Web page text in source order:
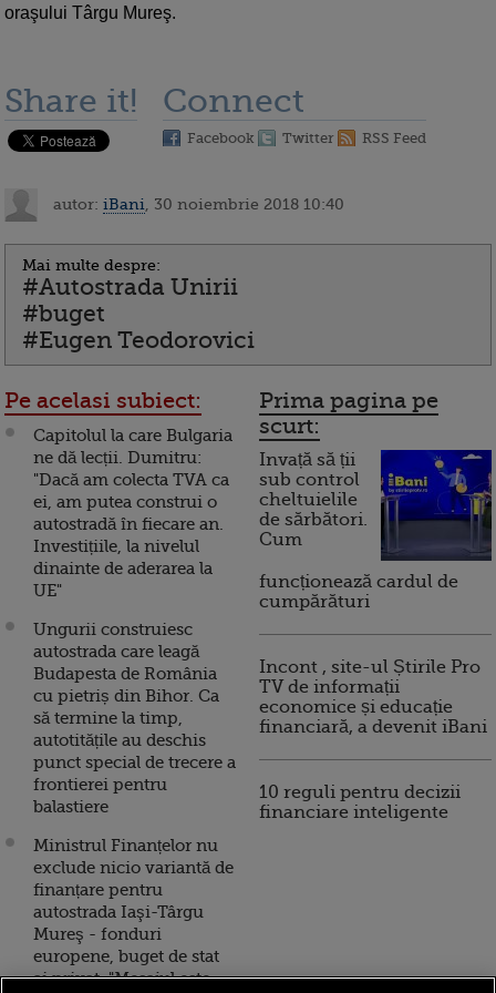
oraşului Târgu Mureş.
Share it! Connect
Facebook Twitter RSS Feed
autor: iBani , 30 noiembrie 2018 10:40
Mai multe despre:
#Autostrada Unirii
#buget
#Eugen Teodorovici
Pe acelasi subiect:
Capitolul la care Bulgaria
ne dă lecții. Dumitru:
"Dacă am colecta TVA ca
ei, am putea construi o
autostradă în fiecare an.
Investițiile, la nivelul
dinainte de aderarea la
UE"
Ungurii construiesc
autostrada care leagă
Budapesta de România
cu pietriș din Bihor. Ca
să termine la timp,
autotitățile au deschis
punct special de trecere a
frontierei pentru
balastiere
Ministrul Finanțelor nu
exclude nicio variantă de
finanțare pentru
autostrada Iaşi-Târgu
Mureş - fonduri
europene, buget de stat
şi privat. "Mesajul este
Prima pagina pe
scurt:
Invață să ții
sub control
cheltuielile
de sărbători.
Cum
funcționează cardul de
cumpărături
Incont , site-ul Știrile Pro
TV de informații
economice și educație
financiară, a devenit iBani
10 reguli pentru decizii
financiare inteligente